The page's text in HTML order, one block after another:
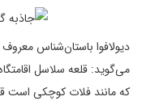
می‌گوید: قلعه سلاسل
که مانند فلات کوچکی است